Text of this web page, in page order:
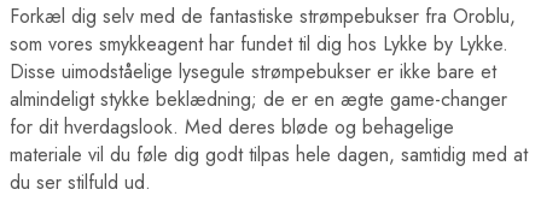
Forkæl dig selv med de fantastiske strømpebukser fra Oroblu,
som vores smykkeagent har fundet til dig hos Lykke by Lykke.
Disse uimodståelige lysegule strømpebukser er ikke bare et
almindeligt stykke beklædning; de er en ægte game-changer
for dit hverdagslook. Med deres bløde og behagelige
materiale vil du føle dig godt tilpas hele dagen, samtidig med at
du ser stilfuld ud.